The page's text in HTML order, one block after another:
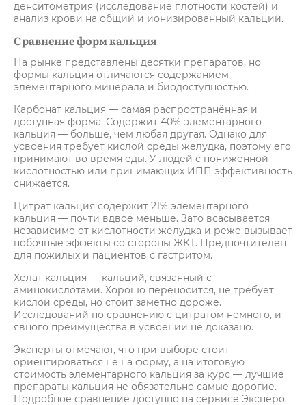
денситометрия (исследование плотности костей) и
анализ крови на общий и ионизированный кальций.
Сравнение форм кальция
На рынке представлены десятки препаратов, но
формы кальция отличаются содержанием
элементарного минерала и биодоступностью.
Карбонат кальция — самая распространённая и
доступная форма. Содержит 40% элементарного
кальция — больше, чем любая другая. Однако для
усвоения требует кислой среды желудка, поэтому его
принимают во время еды. У людей с пониженной
кислотностью или принимающих ИПП эффективность
снижается.
Цитрат кальция содержит 21% элементарного
кальция — почти вдвое меньше. Зато всасывается
независимо от кислотности желудка и реже вызывает
побочные эффекты со стороны ЖКТ. Предпочтителен
для пожилых и пациентов с гастритом.
Хелат кальция — кальций, связанный с
аминокислотами. Хорошо переносится, не требует
кислой среды, но стоит заметно дороже.
Исследований по сравнению с цитратом немного, и
явного преимущества в усвоении не доказано.
Эксперты отмечают, что при выборе стоит
ориентироваться не на форму, а на итоговую
стоимость элементарного кальция за курс — лучшие
препараты кальция не обязательно самые дорогие.
Подробное сравнение доступно на сервисе Эксперо.